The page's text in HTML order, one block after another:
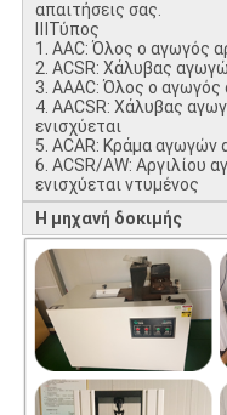
απαιτήσεις σας.
ⅢΤύπος
1. AAC: Όλος ο αγωγός
2. ACSR: Χάλυβας
3. AAAC: Όλος ο αγωγός
4. AACSR: Χάλυβας
ενισχύεται
5. ACAR: Κράμα αγωγών
6. ACSR/AW: Αργιλίου
ενισχύεται ντυμένος
Η μηχανή δοκιμής